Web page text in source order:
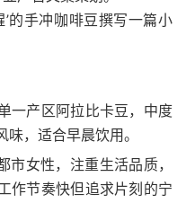
’的手冲咖啡豆撰写一篇小
一产区阿拉比卡豆，中度
，适合早晨饮用。
市女性，注重生活品质，
作节奏快但追求片刻的宁